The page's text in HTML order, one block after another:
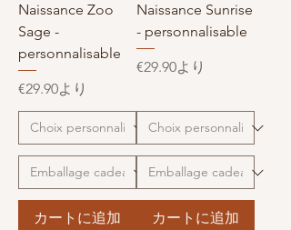
Naissance Zoo
Sage -
personnalisable
€29.90より
セール価格
カートに追加
Naissance Sunrise
- personnalisable
€29.90より
セール価格
カートに追加